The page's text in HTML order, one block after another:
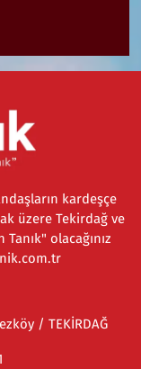
kardeşçe
üzere Tekirdağ ve
olacağınız
/ TEKİRDAĞ